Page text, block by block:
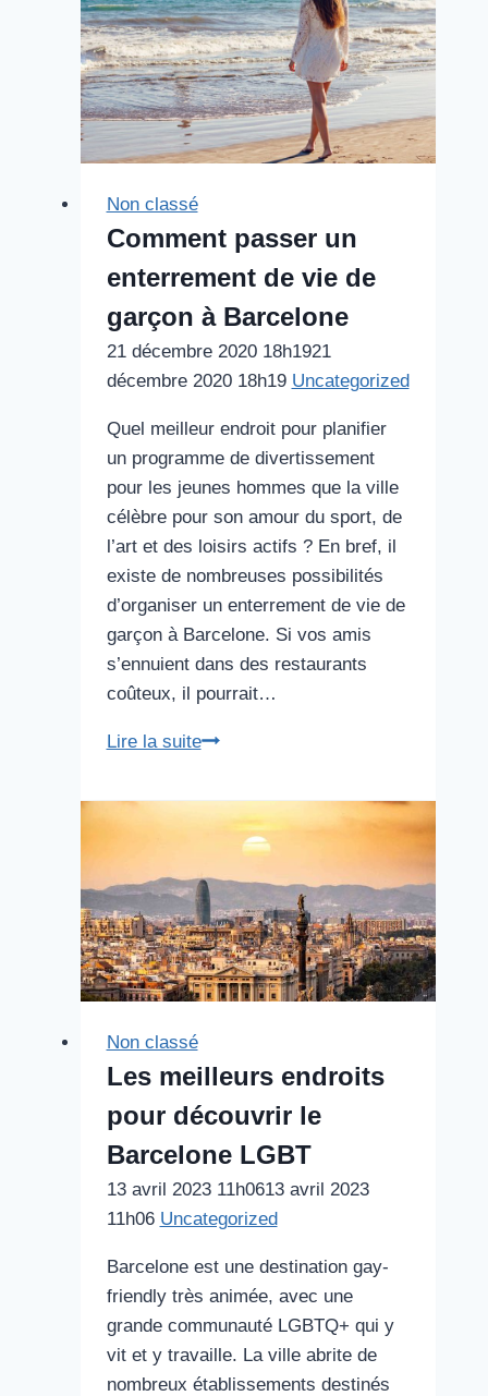
Voyage
Organisé
Alliant
Culture
et
Détente
Non classé
Comment passer un
enterrement de vie de
garçon à Barcelone
21 décembre 2020 18h1921
décembre 2020 18h19 Uncategorized
Quel meilleur endroit pour planifier
un programme de divertissement
pour les jeunes hommes que la ville
célèbre pour son amour du sport, de
l’art et des loisirs actifs ? En bref, il
existe de nombreuses possibilités
d’organiser un enterrement de vie de
garçon à Barcelone. Si vos amis
s’ennuient dans des restaurants
coûteux, il pourrait…
Lire la suiteComment
un
enterrement
vie
de
garçon
à
Barcelone
Non classé
Les meilleurs endroits
pour découvrir le
Barcelone LGBT
13 avril 2023 11h0613 avril 2023
11h06 Uncategorized
Barcelone est une destination gay-
friendly très animée, avec une
grande communauté LGBTQ+ qui y
vit et y travaille. La ville abrite de
nombreux établissements destinés